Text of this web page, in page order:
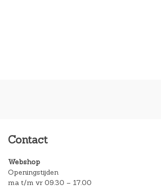
Contact
Webshop
Openingstijden
ma t/m vr 09.30 – 17.00